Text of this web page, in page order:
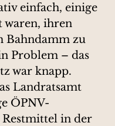
einfach, einige
waren, ihren
Bahndamm zu
Problem – das
war knapp.
Landratsamt
ÖPNV-
Restmittel in der